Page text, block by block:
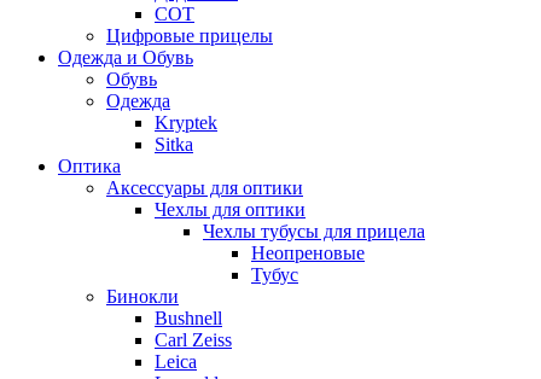
СОТ
Цифровые прицелы
Одежда и Обувь
Обувь
Одежда
Kryptek
Sitka
Оптика
Аксессуары для оптики
Чехлы для оптики
Чехлы тубусы для прицела
Неопреновые
Тубус
Бинокли
Bushnell
Carl Zeiss
Leica